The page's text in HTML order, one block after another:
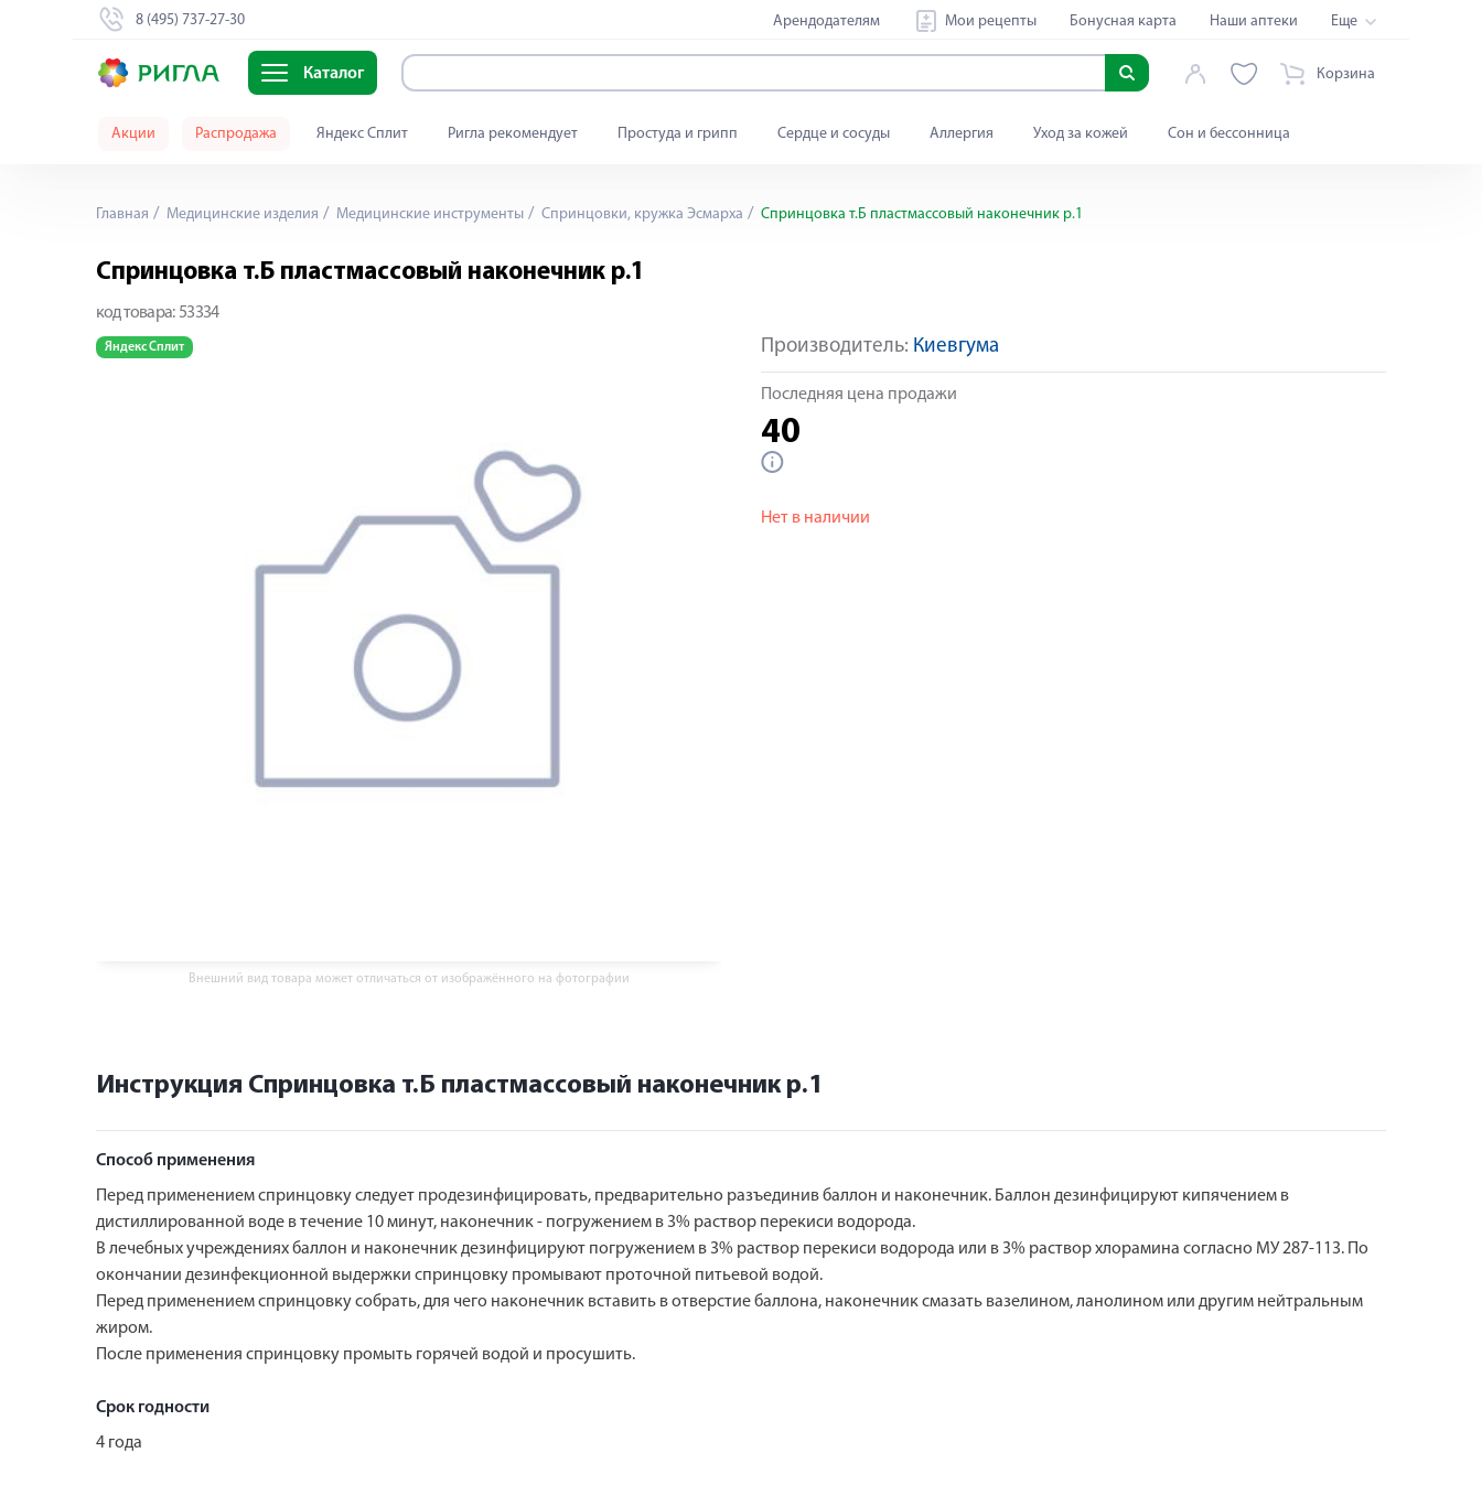
8 (495) 737-27-30 Арендодателям Мои рецепты Бонусная карта Наши аптеки Еще
Каталог Корзина
Акции Распродажа Яндекс Сплит Ригла рекомендует Простуда и грипп Сердце и сосуды Аллергия Уход за кожей Сон и бессонница
Главная Медицинские изделия Медицинские инструменты Спринцовки, кружка Эсмарха Спринцовка т.Б пластмассовый наконечник р.1
Спринцовка т.Б пластмассовый наконечник р.1
код товара: 53334
Яндекс Сплит
Внешний вид товара может отличаться от изображённого на фотографии
Производитель: Киевгума
Последняя цена продажи
40
Нет в наличии
Инструкция Спринцовка т.Б пластмассовый наконечник р.1
Способ применения
Перед применением спринцовку следует продезинфицировать, предварительно разъединив баллон и наконечник. Баллон дезинфицируют кипячением в
дистиллированной воде в течение 10 минут, наконечник - погружением в 3% раствор перекиси водорода.
В лечебных учреждениях баллон и наконечник дезинфицируют погружением в 3% раствор перекиси водорода или в 3% раствор хлорамина согласно МУ 287-113. По
окончании дезинфекционной выдержки спринцовку промывают проточной питьевой водой.
Перед применением спринцовку собрать, для чего наконечник вставить в отверстие баллона, наконечник смазать вазелином, ланолином или другим нейтральным
жиром.
После применения спринцовку промыть горячей водой и просушить.
Срок годности
4 года